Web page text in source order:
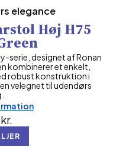
elegance
Høj H75
serie, designet af Ronan
kombinerer et enkelt,
robust konstruktion i
velegnet til udendørs
kr.